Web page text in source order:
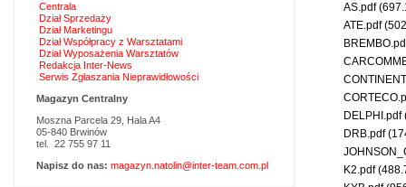
AS.pdf
ATE.pdf
DELPHI.pdf
DRB.pdf
K2.pdf
Centrala
Dział Sprzedaży
Dział Marketingu
Dział Współpracy z Warsztatami
Dział Wyposażenia Warsztatów
Redakcja Inter-News
Serwis Zgłaszania Nieprawidłowości
Magazyn Centralny
Moszna Parcela 29, Hala A4
05-840 Brwinów
tel. 22 755 97 11
Napisz do nas: magazyn.natolin@inter-team.com.pl